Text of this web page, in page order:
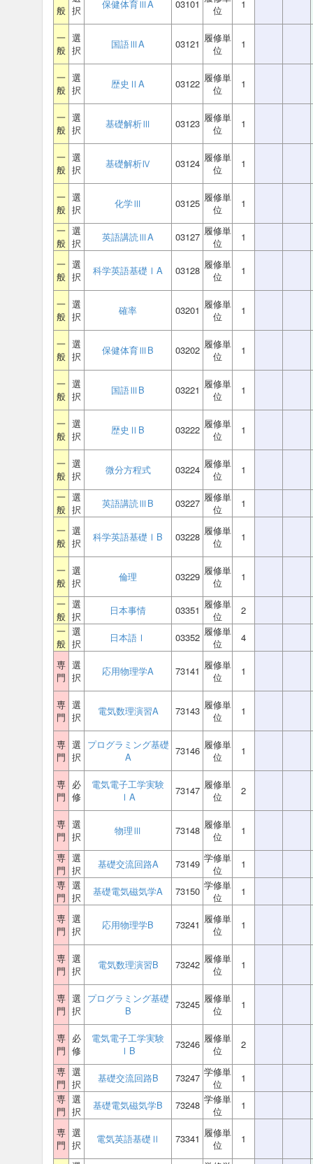
般 択
保健体育ⅢA 03101
位
1
一
般
選
択
国語ⅢA 03121 履修単
位
1
一
般
選
択
歴史ⅡA 03122 履修単
位
1
一
般
選
択
基礎解析Ⅲ 03123 履修単
位
1
一
般
選
択
基礎解析Ⅳ 03124 履修単
位
1
一
般
選
択
化学Ⅲ 03125 履修単
位
1
一
般
選
択
英語講読ⅢA 03127 履修単
位
1
一
般
選
択
科学英語基礎ⅠA 03128 履修単
位
1
一
般
選
択
確率 03201 履修単
位
1
一
般
選
択
保健体育ⅢB 03202 履修単
位
1
一
般
選
択
国語ⅢB 03221 履修単
位
1
一
般
選
択
歴史ⅡB 03222 履修単
位
1
一
般
選
択
微分方程式 03224 履修単
位
1
一
般
選
択
英語講読ⅢB 03227 履修単
位
1
一
般
選
択
科学英語基礎ⅠB 03228 履修単
位
1
一
般
選
択
倫理 03229 履修単
位
1
一
般
選
択
日本事情 03351 履修単
位
2
一
般
選
択
日本語Ⅰ 03352 履修単
位
4
専
門
選
択
応用物理学A 73141 履修単
位
1
専
門
選
択
電気数理演習A 73143 履修単
位
1
専
門
選
択
プログラミング基礎
A
73146 履修単
位
1
専
門
必
修
電気電子工学実験
ⅠA
73147 履修単
位
2
専
門
選
択
物理Ⅲ 73148 履修単
位
1
専
門
選
択
基礎交流回路A 73149 学修単
位
1
専
門
選
択
基礎電気磁気学A 73150 学修単
位
1
専
門
選
択
応用物理学B 73241 履修単
位
1
専
門
選
択
電気数理演習B 73242 履修単
位
1
専
門
選
択
プログラミング基礎
B
73245 履修単
位
1
専
門
必
修
電気電子工学実験
ⅠB
73246 履修単
位
2
専
門
選
択
基礎交流回路B 73247 学修単
位
1
専
門
選
択
基礎電気磁気学B 73248 学修単
位
1
専
門
選
択
電気英語基礎Ⅱ 73341 履修単
位
1